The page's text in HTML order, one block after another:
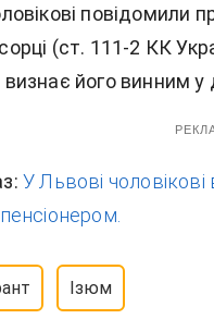
повідомили
(ст. 111-2 КК
його винним у
У Львові
Ізюм